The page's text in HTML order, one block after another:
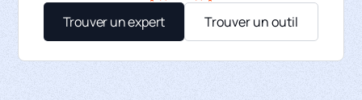
Trouver un expert Trouver un outil